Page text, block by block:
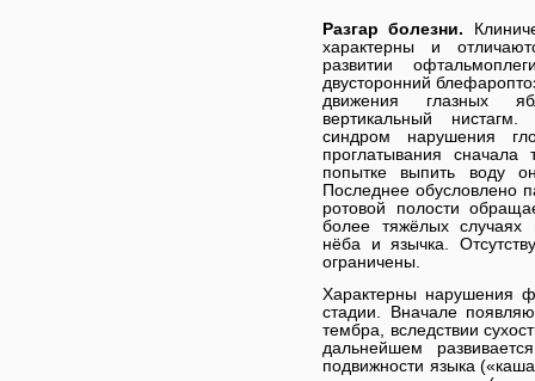
Разгар болезни.
характерны и
развитии
двусторонний
движения глазных
вертикальный
синдром нарушения
проглатывания
попытке выпить воду
Последнее обусловлено
ротовой полости
более тяжёлых случаях
нёба и язычка.
ограничены.
Характерны нарушения
стадии. Вначале
тембра, вследствии
дальнейшем
подвижности языка